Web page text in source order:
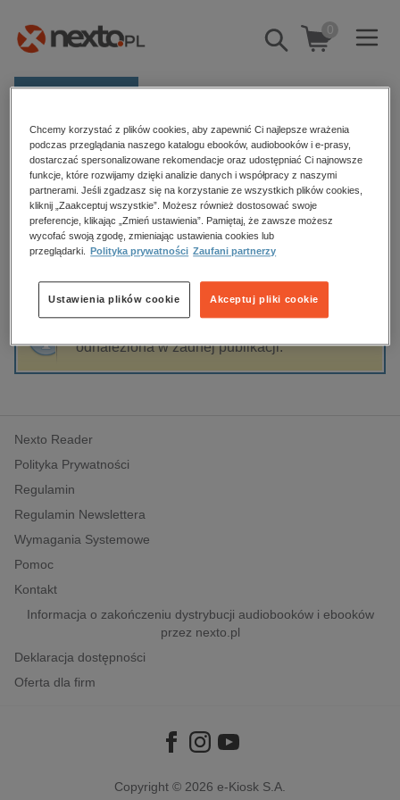
Pokaż/schowaj
wyszukiwarkę
0
Kategorie
Zobacz wszystkie E-prasa
budownictwo, aranżacja wnętrz
biznesowe, branżowe, gospodarka
dzienniki
edukacja
hobby, sport, rozrywka
komputery, internet, technologie, informatyka
polityka, społeczno-informacyjne
psychologiczne
inne
popularno-naukowe
historia
Strona główna Monika Sławecka
Monika Sławecka
Sortowanie Filtrowanie
odnaleziona w żadnej publikacji.
Nexto Reader
Polityka Prywatności
Regulamin
Regulamin Newslettera
Wymagania Systemowe
Pomoc
Kontakt
Informacja o zakończeniu dystrybucji audiobooków i ebooków
przez nexto.pl
Deklaracja dostępności
Oferta dla firm
Copyright © 2026 e-Kiosk S.A.
Chcemy korzystać z plików cookies, aby zapewnić Ci najlepsze wrażenia
podczas przeglądania naszego katalogu ebooków, audiobooków i e-prasy,
dostarczać spersonalizowane rekomendacje oraz udostępniać Ci najnowsze
funkcje, które rozwijamy dzięki analizie danych i współpracy z naszymi
partnerami. Jeśli zgadzasz się na korzystanie ze wszystkich plików cookies,
kliknij „Zaakceptuj wszystkie”. Możesz również dostosować swoje
preferencje, klikając „Zmień ustawienia”. Pamiętaj, że zawsze możesz
wycofać swoją zgodę, zmieniając ustawienia cookies lub
przeglądarki.
Polityka prywatności Zaufani partnerzy
Akceptuj pliki cookie
Ustawienia plików cookie